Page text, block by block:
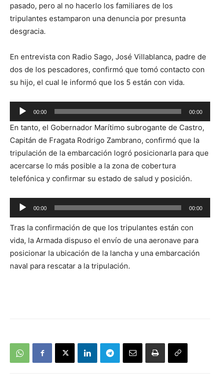
pasado, pero al no hacerlo los familiares de los
tripulantes estamparon una denuncia por presunta
desgracia.
En entrevista con Radio Sago, José Villablanca, padre de
dos de los pescadores, confirmó que tomó contacto con
su hijo, el cual le informó que los 5 están con vida.
Reproductor
de
audio
00:00 00:00
En tanto, el Gobernador Marítimo subrogante de Castro,
Capitán de Fragata Rodrigo Zambrano, confirmó que la
tripulación de la embarcación logró posicionarla para que
acercarse lo más posible a la zona de cobertura
telefónica y confirmar su estado de salud y posición.
Reproductor
de
audio
00:00 00:00
Tras la confirmación de que los tripulantes están con
vida, la Armada dispuso el envío de una aeronave para
posicionar la ubicación de la lancha y una embarcación
naval para rescatar a la tripulación.